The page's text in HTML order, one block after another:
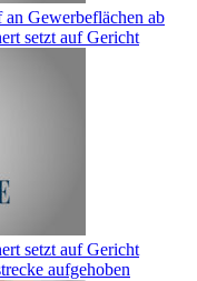
Gewerbeflächen ab
setzt auf Gericht
setzt auf Gericht
aufgehoben